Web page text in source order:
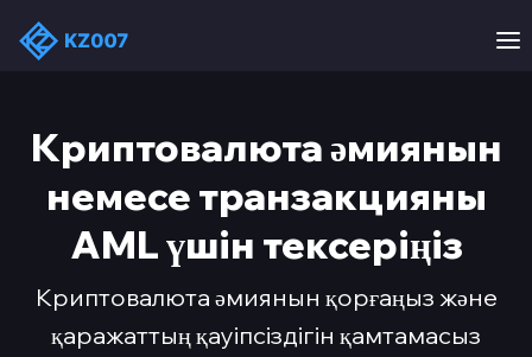
Криптовалюта әмиянын
немесе транзакцияны
AML үшін тексеріңіз
Криптовалюта әмиянын қорғаңыз және
қаражаттың қауіпсіздігін қамтамасыз